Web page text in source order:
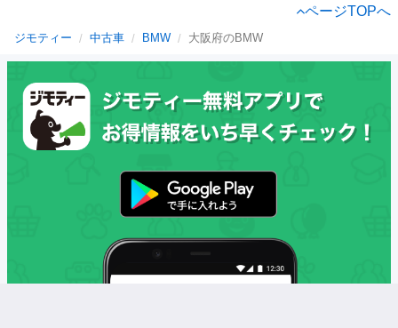
ページTOPへ
ジモティー 中古車 BMW 大阪府のBMW